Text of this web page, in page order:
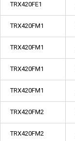
TRX420FE1
TRX420FM1
TRX420FM1
TRX420FM1
TRX420FM1
TRX420FM2
TRX420FM2